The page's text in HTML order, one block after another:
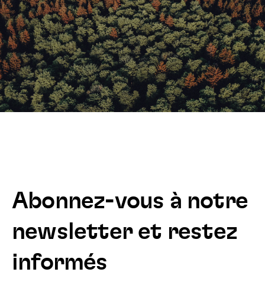
Abonnez-vous à notre
newsletter et restez
informés